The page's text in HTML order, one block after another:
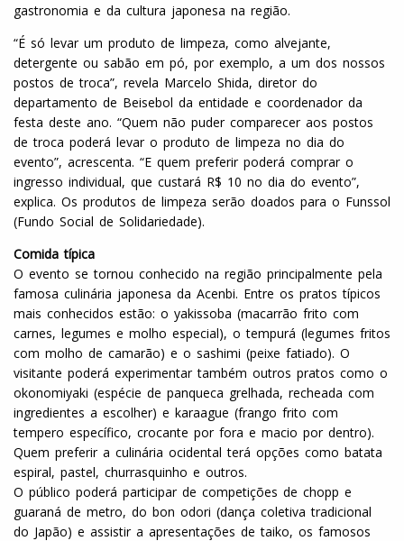
gastronomia e da cultura japonesa na região.
“É só levar um produto de limpeza, como alvejante,
detergente ou sabão em pó, por exemplo, a um dos nossos
postos de troca”, revela Marcelo Shida, diretor do
departamento de Beisebol da entidade e coordenador da
festa deste ano. “Quem não puder comparecer aos postos
de troca poderá levar o produto de limpeza no dia do
evento”, acrescenta. “E quem preferir poderá comprar o
ingresso individual, que custará R$ 10 no dia do evento”,
explica. Os produtos de limpeza serão doados para o Funssol
(Fundo Social de Solidariedade).
Comida típica
O evento se tornou conhecido na região principalmente pela
famosa culinária japonesa da Acenbi. Entre os pratos típicos
mais conhecidos estão: o yakissoba (macarrão frito com
carnes, legumes e molho especial), o tempurá (legumes fritos
com molho de camarão) e o sashimi (peixe fatiado). O
visitante poderá experimentar também outros pratos como o
okonomiyaki (espécie de panqueca grelhada, recheada com
ingredientes a escolher) e karaague (frango frito com
tempero específico, crocante por fora e macio por dentro).
Quem preferir a culinária ocidental terá opções como batata
espiral, pastel, churrasquinho e outros.
O público poderá participar de competições de chopp e
guaraná de metro, do bon odori (dança coletiva tradicional
do Japão) e assistir a apresentações de taiko, os famosos